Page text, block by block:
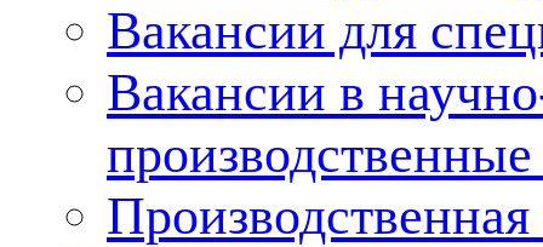
Вакансии для
Вакансии в
Производственная